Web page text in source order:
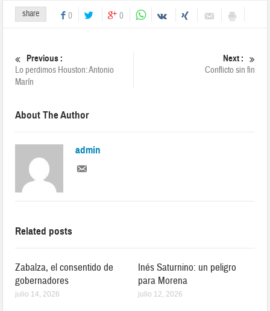
share 0 0
Previous :
Lo perdimos Houston: Antonio
Marín
Next :
Conflicto sin fin
About The Author
admin
Related posts
Zabalza, el consentido de
gobernadores
julio 14, 2026
Inés Saturnino: un peligro
para Morena
julio 12, 2026